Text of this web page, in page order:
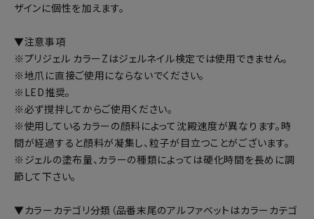
ザインに個性を加えます。
▼注意事項
※プリジェル カラーZはジェルネイル検定では使用できません。
※地爪に直接ご使用にならないでください。
※LED推奨。
※必ず撹拌してからご使用ください。
※使用しているカラーの顔料によって沈殿速度が異なります。時
間が経過すると顔料が凝集し、粒子が目立つことがございます。
※ジェルの塗布量、カラーの種類によっては硬化時間を長めに調
節して下さい。
▼カラーカテゴリ分類（品番末尾のアルファベットはカラーカテゴ